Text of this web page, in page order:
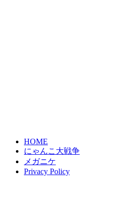
HOME
にゃんこ大戦争
メガニケ
Privacy Policy